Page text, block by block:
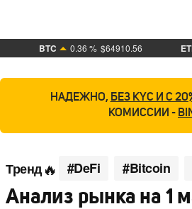
BTC 0.36 % $64910.56
НАДЕЖНО, БЕЗ KYC И С
КОМИССИИ -
Тренд #DeFi #Bitcoin
Анализ рынка на 1